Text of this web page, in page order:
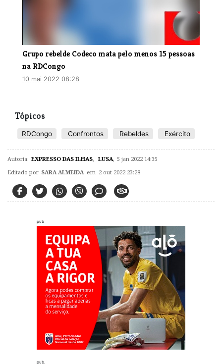
Grupo rebelde Codeco mata pelo menos 15 pessoas
na RDCongo
10 mai 2022 08:28
Tópicos
RDCongo Confrontos Rebeldes Exército
Autoria: EXPRESSO DAS ILHAS LUSA 5 jan 2022 14:35
Editado por SARA ALMEIDA em 2 out 2022 23:28
pub
pub.